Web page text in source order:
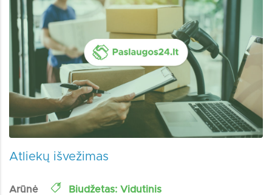
Atliekų išvežimas
Arūnė Biudžetas: Vidutinis